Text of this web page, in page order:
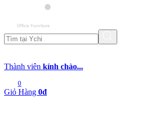
Thành viên kính chào...
0
Giỏ Hàng 0đ